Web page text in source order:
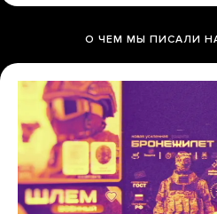
О ЧЕМ МЫ ПИСАЛИ